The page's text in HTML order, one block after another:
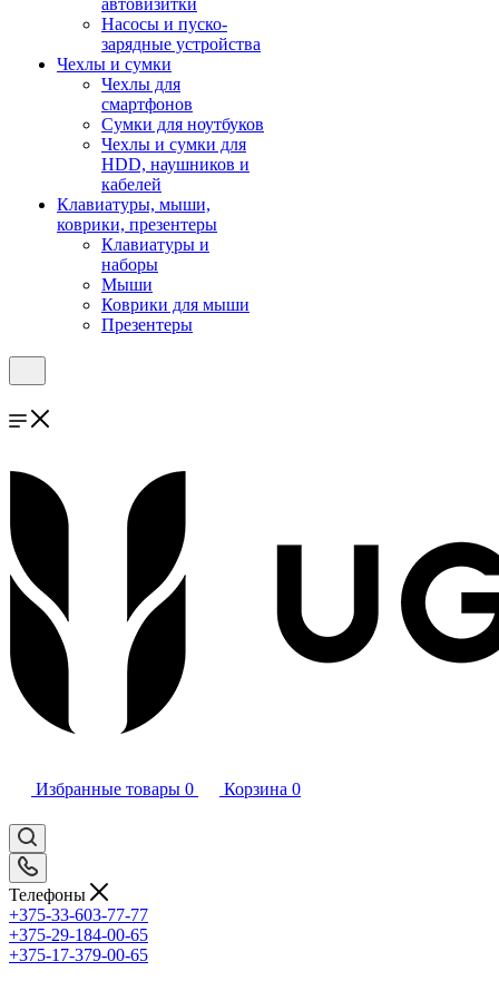
автовизитки
Насосы и пуско-
зарядные устройства
Чехлы и сумки
Чехлы для
смартфонов
Сумки для ноутбуков
Чехлы и сумки для
HDD, наушников и
кабелей
Клавиатуры, мыши,
коврики, презентеры
Клавиатуры и
наборы
Мыши
Коврики для мыши
Презентеры
Избранные товары 0 Корзина 0
Телефоны
+375-33-603-77-77
+375-29-184-00-65
+375-17-379-00-65